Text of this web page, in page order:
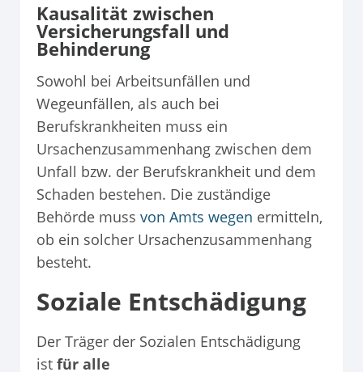
Kausalität zwischen
Versicherungsfall und
Behinderung
Sowohl bei Arbeitsunfällen und
Wegeunfällen, als auch bei
Berufskrankheiten muss ein
Ursachenzusammenhang zwischen dem
Unfall bzw. der Berufskrankheit und dem
Schaden bestehen. Die zuständige
Behörde muss von Amts wegen ermitteln,
ob ein solcher Ursachenzusammenhang
besteht.
Soziale Entschädigung
Der Träger der Sozialen Entschädigung
ist für alle